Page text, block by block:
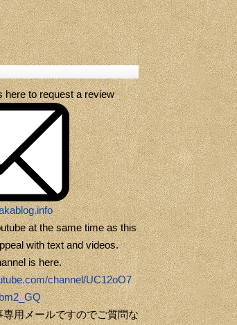
here to request a review
at the same time as this
with text and videos.
is here.
channel/UC12oO7
用メールですのでご質問な